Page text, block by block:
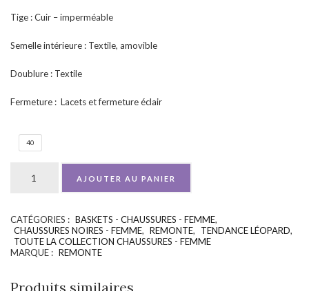
Tige : Cuir – imperméable
Semelle intérieure : Textile, amovible
Doublure : Textile
Fermeture : Lacets et fermeture éclair
40
AJOUTER AU PANIER
CATÉGORIES : BASKETS - CHAUSSURES - FEMME,
CHAUSSURES NOIRES - FEMME, REMONTE, TENDANCE LÉOPARD,
TOUTE LA COLLECTION CHAUSSURES - FEMME
MARQUE : REMONTE
Produits similaires